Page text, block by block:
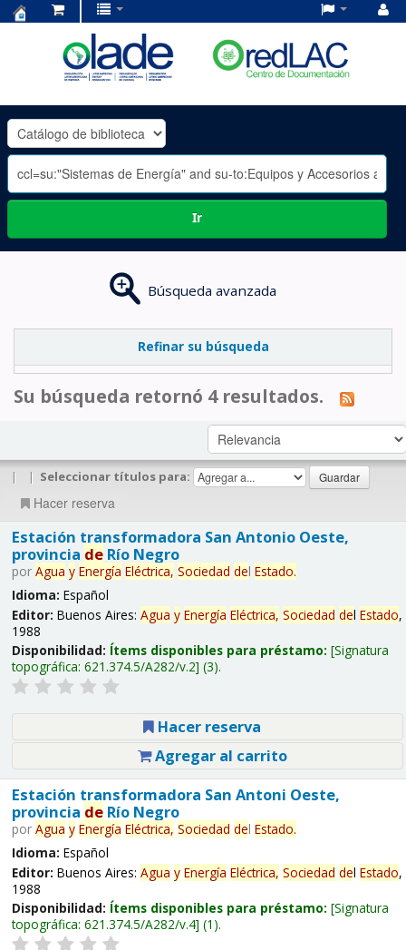
OLADE
-
Ir
Búsqueda avanzada
Refinar su búsqueda
Su búsqueda retornó 4 resultados.
| | Seleccionar títulos para:
Hacer reserva
Estación transformadora San Antonio Oeste,
provincia deRío Negro
por Agua y Energía Eléctrica, Sociedad del Estado.
Idioma: Español
Editor: Buenos Aires: Agua y Energía Eléctrica, Sociedad del Estado,
1988
Disponibilidad: Ítems disponibles para préstamo: Signatura
topográfica: 621.374.5/A282/v.2 (3).
Hacer reserva
Agregar al carrito
Estación transformadora San Antoni Oeste,
provincia deRío Negro
por Agua y Energía Eléctrica, Sociedad del Estado.
Idioma: Español
Editor: Buenos Aires: Agua y Energía Eléctrica, Sociedad del Estado,
1988
Disponibilidad: Ítems disponibles para préstamo: Signatura
topográfica: 621.374.5/A282/v.4 (1).